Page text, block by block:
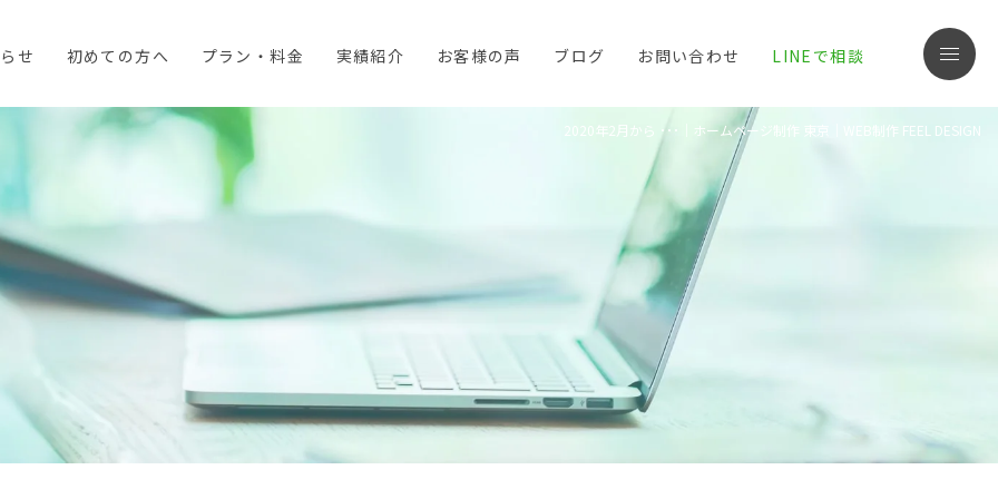
せ 初めての方へ プラン・料金 実績紹介 お客様の声 ブログ お問い合わせ LINEで相談 menu
2020年2月から ･･･｜ホームページ制作 東京｜WEB制作 FEEL DESIGN